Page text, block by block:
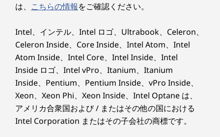
高度なパフォーマンスを実
14.0型 2.8K IPS液晶(2880 x 1800) 光沢なし
14.0型 WUXGA IPS液晶(1920 x 1200) 光沢なし
14.0型 WUXGA IPS液晶(1920 x 1200) 光沢なし、マルチタ
ッチ対応
インターフェース
Thunderbolt 4 (USB4/USB PD/DP Alt Mode) x 2
USB 5Gbps (USB 3.2 Gen 1) x 1、USB 10Gbps (USB 3.2
Gen 2/Always On) x 1
は、 こちらの情報をご確認ください。
Intel、インテル、Intel ロゴ、Ultrabook、Celeron、
Celeron Inside、Core Inside、Intel Atom、Intel
Atom Inside、Intel Core、Intel Inside、Intel
Inside ロゴ、Intel vPro、Itanium、Itanium
Inside、Pentium、Pentium Inside、vPro Inside、
Xeon、Xeon Phi、Xeon Inside、Intel Optane は、
アメリカ合衆国および / またはその他の国における
Intel Corporation またはその子会社の商標です。